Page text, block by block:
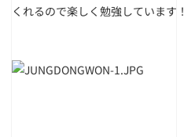
くれるので楽しく勉強しています！